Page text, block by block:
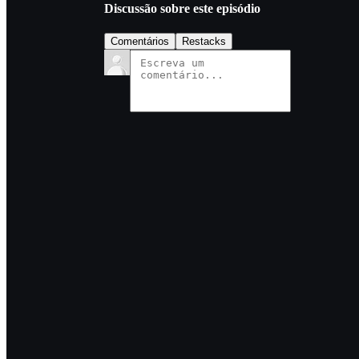
Discussão sobre este episódio
Comentários Restacks